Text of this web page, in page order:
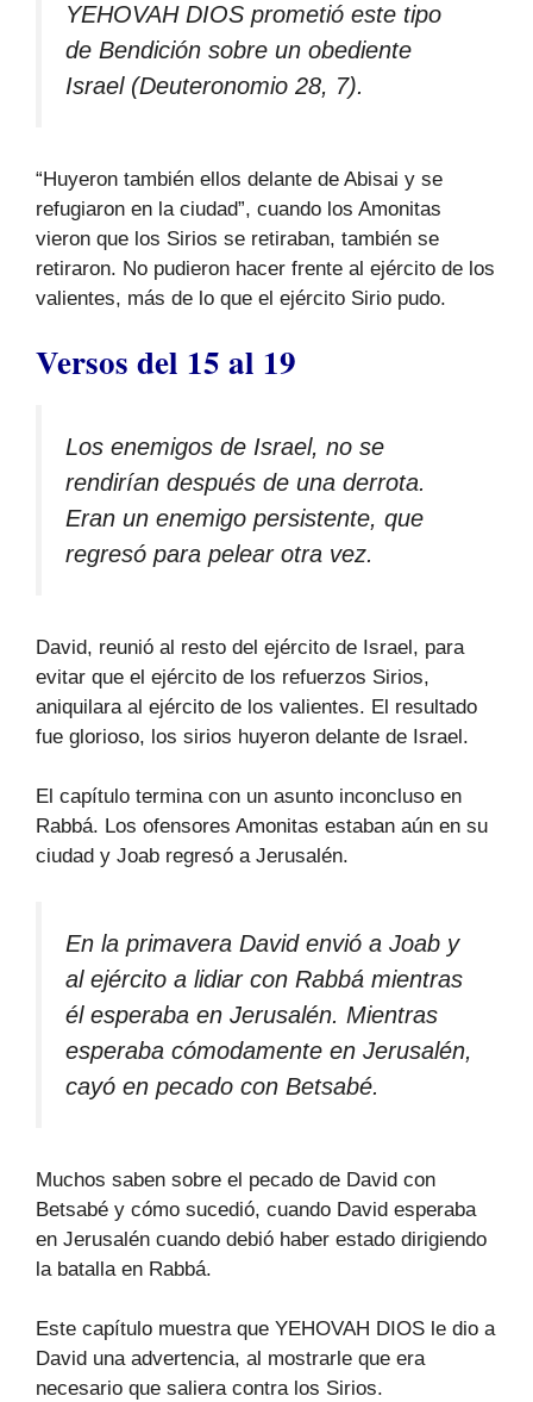
YEHOVAH DIOS prometió este tipo
de Bendición sobre un obediente
Israel (Deuteronomio 28, 7).
“Huyeron también ellos delante de Abisai y se
refugiaron en la ciudad”, cuando los Amonitas
vieron que los Sirios se retiraban, también se
retiraron. No pudieron hacer frente al ejército de los
valientes, más de lo que el ejército Sirio pudo.
Versos del 15 al 19
Los enemigos de Israel, no se
rendirían después de una derrota.
Eran un enemigo persistente, que
regresó para pelear otra vez.
David, reunió al resto del ejército de Israel, para
evitar que el ejército de los refuerzos Sirios,
aniquilara al ejército de los valientes. El resultado
fue glorioso, los sirios huyeron delante de Israel.
El capítulo termina con un asunto inconcluso en
Rabbá. Los ofensores Amonitas estaban aún en su
ciudad y Joab regresó a Jerusalén.
En la primavera David envió a Joab y
al ejército a lidiar con Rabbá mientras
él esperaba en Jerusalén. Mientras
esperaba cómodamente en Jerusalén,
cayó en pecado con Betsabé.
Muchos saben sobre el pecado de David con
Betsabé y cómo sucedió, cuando David esperaba
en Jerusalén cuando debió haber estado dirigiendo
la batalla en Rabbá.
Este capítulo muestra que YEHOVAH DIOS le dio a
David una advertencia, al mostrarle que era
necesario que saliera contra los Sirios.